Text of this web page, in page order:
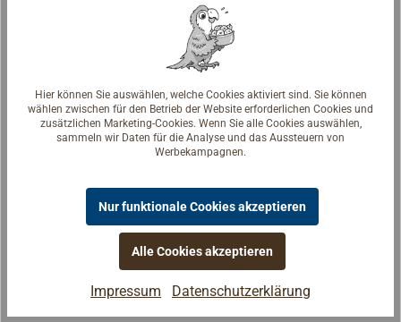
Klappsplint / Klappstecker aus Edelstahl (AISI316).
Der unverlierbare Federring sichert den Splint
Hier können Sie auswählen, welche Cookies aktiviert sind. Sie können
wählen zwischen für den Betrieb der Website erforderlichen Cookies und
zusätzlichen Marketing-Cookies. Wenn Sie alle Cookies auswählen,
sammeln wir Daten für die Analyse und das Aussteuern von
Werbekampagnen.
Nur funktionale Cookies akzeptieren
Alle Cookies akzeptieren
Impressum Datenschutzerklärung